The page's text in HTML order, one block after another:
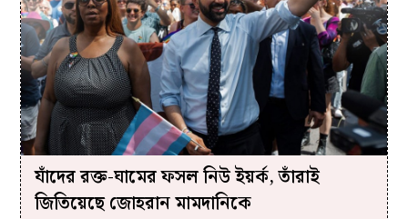
যাঁদের রক্ত-ঘামের ফসল নিউ ইয়র্ক, তাঁরাই
জিতিয়েছে জোহরান মামদানিকে